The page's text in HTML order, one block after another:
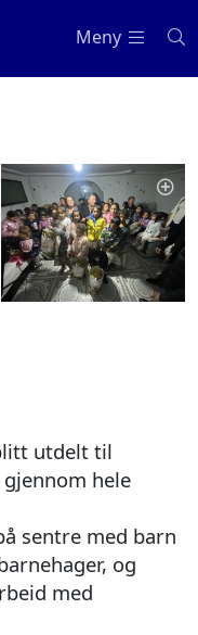
Meny
utdelt til
hele
sentre med barn
og
med